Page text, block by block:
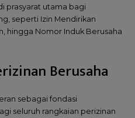
prasyarat utama bagi
seperti Izin Mendirikan
hingga Nomor Induk Berusaha
Berusaha
sebagai fondasi
seluruh rangkaian perizinan